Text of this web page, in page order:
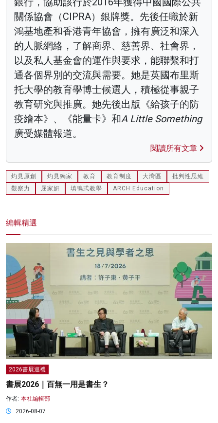
關係協會（CIPRA）銀牌獎。先後任職於新
鴻基地產和香港青年協會，擁有廣泛和深入
的人脈網絡，了解商界、慈善界、社會界，
以及私人基金會的運作與要求，能聯繫和打
通各個界別的交流與需要。她是英國布里斯
托大學的教育學博士候選人，積極從事親子
教育研究與推廣。她先後出版《給孩子的防
疫繪本》、《能量卡》和A Little Something
廣受媒體報道。
閱讀所有文章
灼見原創 灼見獨家 教育 教育制度 大灣區
批判性思維
觀察力
屈家妍 填鴨式教學 ARCH Education
編輯精選
2026書展巡禮
書展2026｜百無一用是書生？
作者: 本社編輯部
2026-08-07